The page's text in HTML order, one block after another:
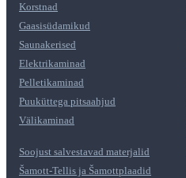
Korstnad
Gaasisüdamikud
Saunakerised
Elektrikaminad
Pelletikaminad
Puuküttega pitsaahjud
Välikaminad
Soojust salvestavad materjalid
Šamott-Tellis ja Šamottplaadid